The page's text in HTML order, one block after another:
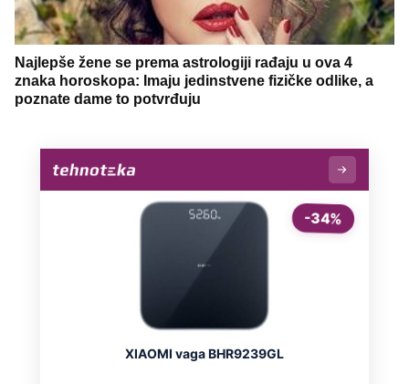
Najlepše žene se prema astrologiji rađaju u ova 4
znaka horoskopa: Imaju jedinstvene fizičke odlike, a
poznate dame to potvrđuju